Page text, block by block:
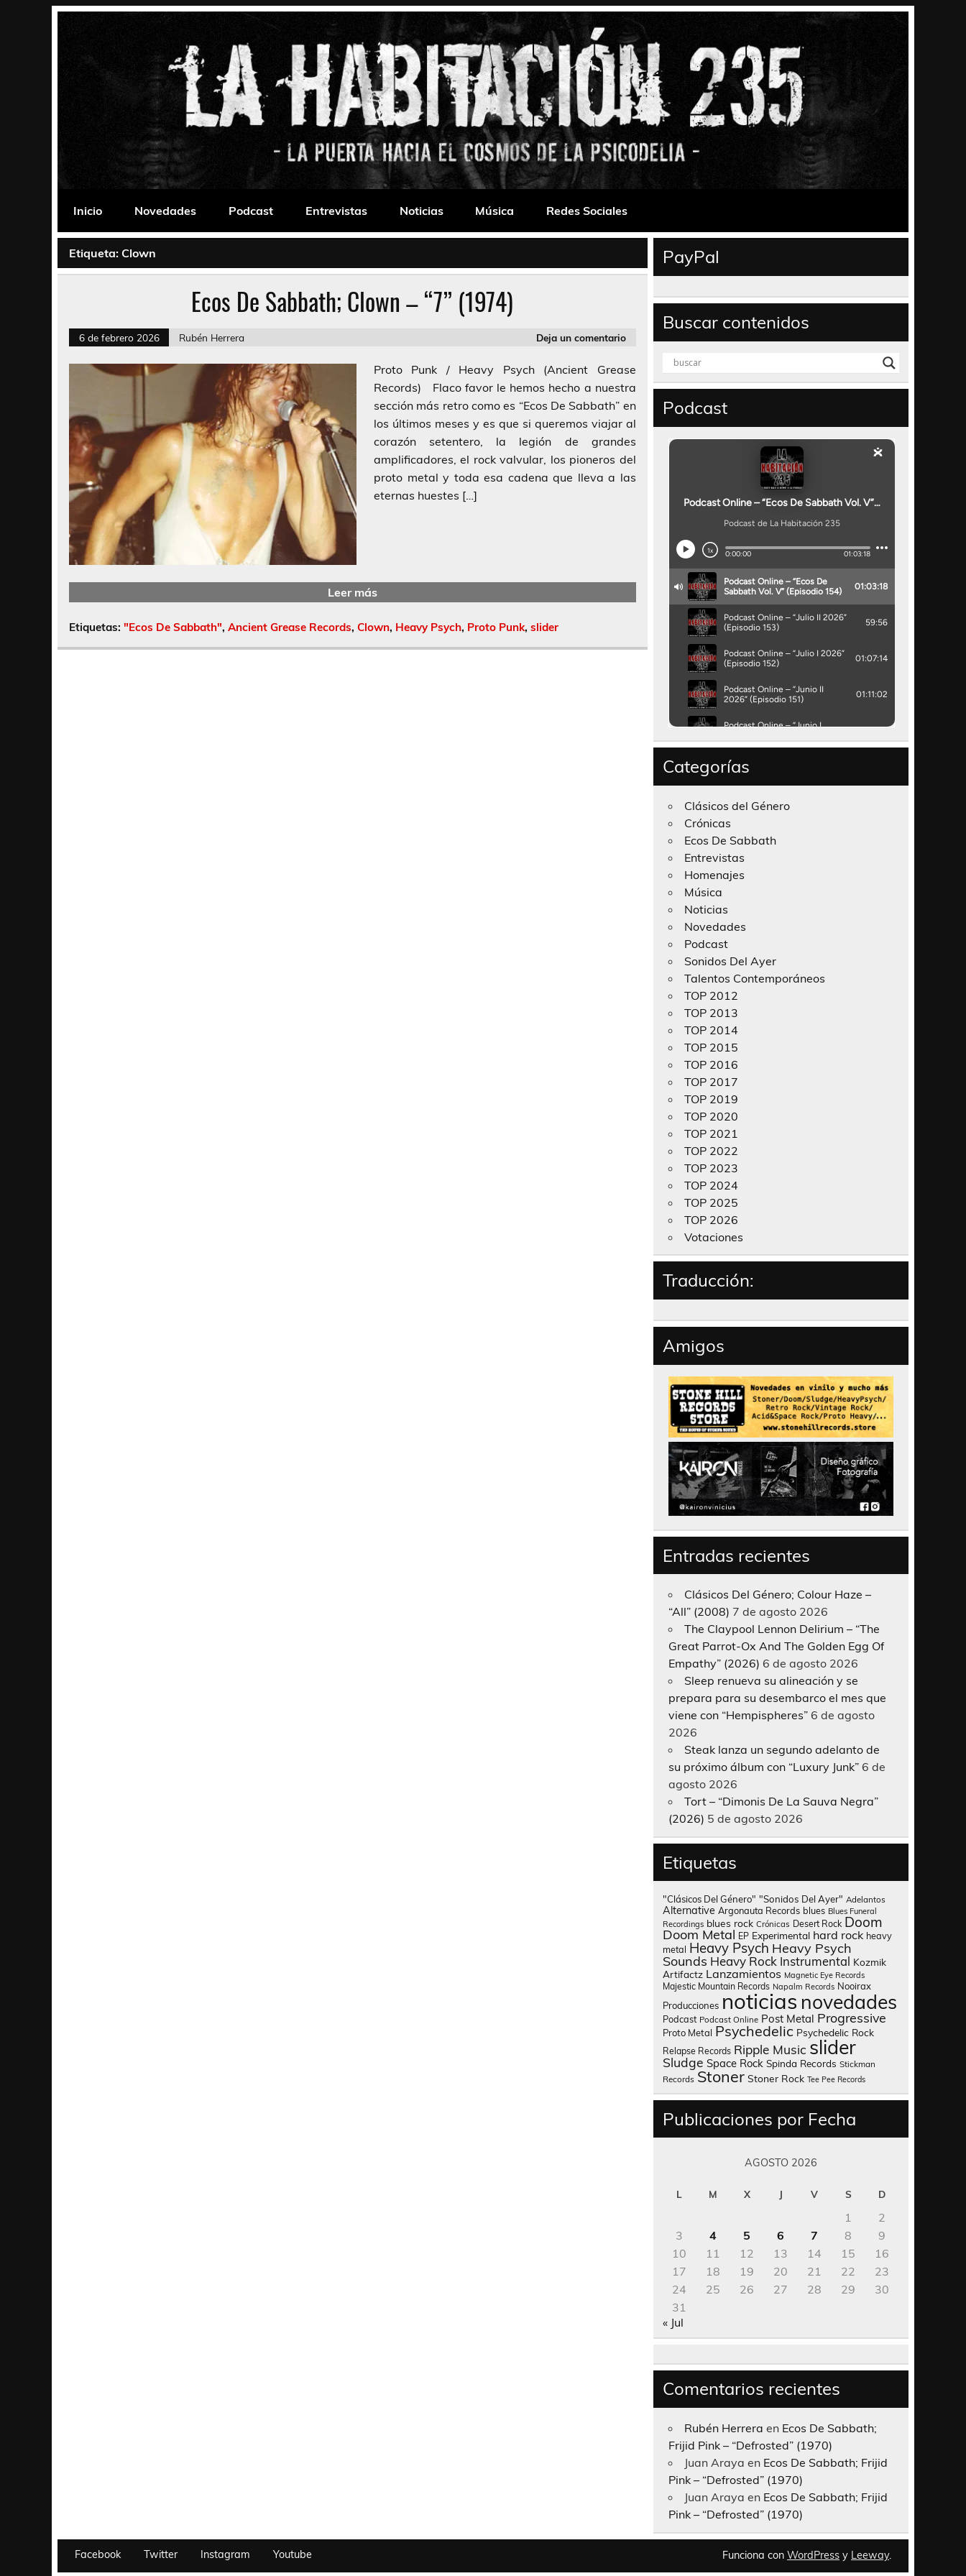
La Habitación 235
Inicio
Novedades Podcast Entrevistas Noticias Música Redes Sociales
Etiqueta: Clown
Ecos De Sabbath; Clown – “7” (1974)
6 de febrero 2026 Rubén Herrera Deja un comentario
Proto Punk / Heavy Psych (Ancient Grease
Records) Flaco favor le hemos hecho a nuestra
sección más retro como es “Ecos De Sabbath” en
los últimos meses y es que si queremos viajar al
corazón setentero, la legión de grandes
amplificadores, el rock valvular, los pioneros del
proto metal y toda esa cadena que lleva a las
eternas huestes […]
Leer más
Etiquetas: "Ecos De Sabbath", Ancient Grease Records, Clown, Heavy Psych, Proto Punk, slider
PayPal
Buscar contenidos
Podcast
Categorías
Clásicos del Género
Crónicas
Ecos De Sabbath
Entrevistas
Homenajes
Música
Noticias
Novedades
Podcast
Sonidos Del Ayer
Talentos Contemporáneos
TOP 2012
TOP 2013
TOP 2014
TOP 2015
TOP 2016
TOP 2017
TOP 2019
TOP 2020
TOP 2021
TOP 2022
TOP 2023
TOP 2024
TOP 2025
TOP 2026
Votaciones
Traducción:
Amigos
Entradas recientes
Clásicos Del Género; Colour Haze –
“All” (2008) 7 de agosto 2026
The Claypool Lennon Delirium – “The
Great Parrot-Ox And The Golden Egg Of
Empathy” (2026) 6 de agosto 2026
Sleep renueva su alineación y se
prepara para su desembarco el mes que
viene con “Hempispheres” 6 de agosto
2026
Steak lanza un segundo adelanto de
su próximo álbum con “Luxury Junk” 6 de
agosto 2026
Tort – “Dimonis De La Sauva Negra”
(2026) 5 de agosto 2026
Etiquetas
"Clásicos Del Género" "Sonidos Del Ayer" Adelantos
Alternative Argonauta Records blues Blues Funeral
Recordings blues rock Crónicas Desert Rock Doom
Doom Metal EP Experimental hard rock heavy
metal Heavy Psych Heavy Psych
Sounds Heavy Rock Instrumental Kozmik
Artifactz Lanzamientos Magnetic Eye Records
Majestic Mountain Records Napalm Records Nooirax
Producciones noticias novedades
Podcast Podcast Online Post Metal Progressive
Proto Metal Psychedelic Psychedelic Rock
Relapse Records Ripple Music slider
Sludge Space Rock Spinda Records Stickman
Records Stoner Stoner Rock Tee Pee Records
Publicaciones por Fecha
AGOSTO 2026
L M X J V S D
1
2
3
4 5 6 7 8
9
10
11 12 13 14 15
16
17
18 19 20 21 22
23
24
25 26 27 28 29
30
31
« Jul
Comentarios recientes
Rubén Herrera en Ecos De Sabbath;
Frijid Pink – “Defrosted” (1970)
Juan Araya en Ecos De Sabbath; Frijid
Pink – “Defrosted” (1970)
Juan Araya en Ecos De Sabbath; Frijid
Pink – “Defrosted” (1970)
Facebook Twitter Instagram Youtube Funciona con WordPress y Leeway.